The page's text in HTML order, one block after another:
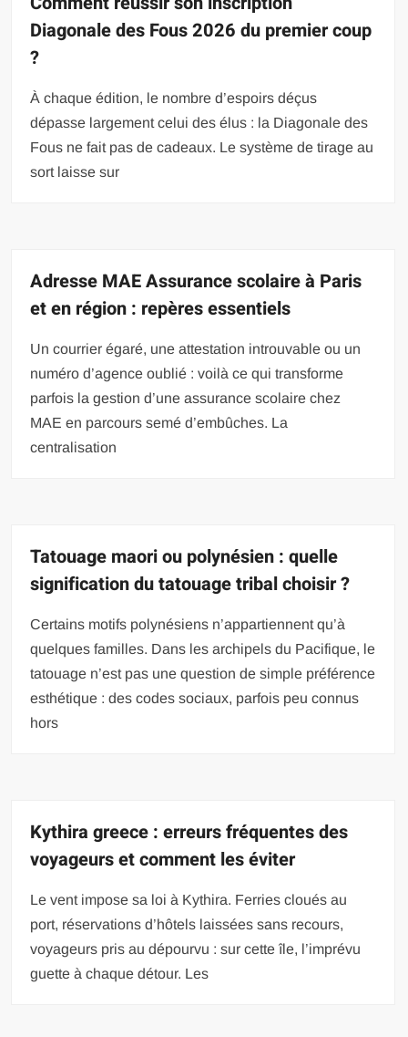
Diagonale des Fous 2026 du premier coup
?
À chaque édition, le nombre d’espoirs déçus
dépasse largement celui des élus : la Diagonale des
Fous ne fait pas de cadeaux. Le système de tirage au
sort laisse sur
Adresse MAE Assurance scolaire à Paris
et en région : repères essentiels
Un courrier égaré, une attestation introuvable ou un
numéro d’agence oublié : voilà ce qui transforme
parfois la gestion d’une assurance scolaire chez
MAE en parcours semé d’embûches. La
centralisation
Tatouage maori ou polynésien : quelle
signification du tatouage tribal choisir ?
Certains motifs polynésiens n’appartiennent qu’à
quelques familles. Dans les archipels du Pacifique, le
tatouage n’est pas une question de simple préférence
esthétique : des codes sociaux, parfois peu connus
hors
Kythira greece : erreurs fréquentes des
voyageurs et comment les éviter
Le vent impose sa loi à Kythira. Ferries cloués au
port, réservations d’hôtels laissées sans recours,
voyageurs pris au dépourvu : sur cette île, l’imprévu
guette à chaque détour. Les